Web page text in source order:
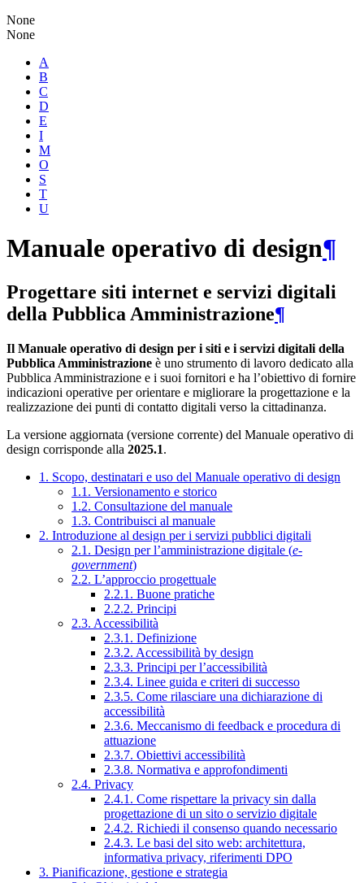
None
None
A
B
C
D
E
I
M
O
S
T
U
Manuale operativo di design¶
Progettare siti internet e servizi digitali
della Pubblica Amministrazione¶
Il Manuale operativo di design per i siti e i servizi digitali della
Pubblica Amministrazione è uno strumento di lavoro dedicato alla
Pubblica Amministrazione e i suoi fornitori e ha l’obiettivo di fornire
indicazioni operative per orientare e migliorare la progettazione e la
realizzazione dei punti di contatto digitali verso la cittadinanza.
La versione aggiornata (versione corrente) del Manuale operativo di
design corrisponde alla 2025.1.
1. Scopo, destinatari e uso del Manuale operativo di design
1.1. Versionamento e storico
1.2. Consultazione del manuale
1.3. Contribuisci al manuale
2. Introduzione al design per i servizi pubblici digitali
2.1. Design per l’amministrazione digitale (e-
government)
2.2. L’approccio progettuale
2.2.1. Buone pratiche
2.2.2. Principi
2.3. Accessibilità
2.3.1. Definizione
2.3.2. Accessibilità by design
2.3.3. Principi per l’accessibilità
2.3.4. Linee guida e criteri di successo
2.3.5. Come rilasciare una dichiarazione di
accessibilità
2.3.6. Meccanismo di feedback e procedura di
attuazione
2.3.7. Obiettivi accessibilità
2.3.8. Normativa e approfondimenti
2.4. Privacy
2.4.1. Come rispettare la privacy sin dalla
progettazione di un sito o servizio digitale
2.4.2. Richiedi il consenso quando necessario
2.4.3. Le basi del sito web: architettura,
informativa privacy, riferimenti DPO
3. Pianificazione, gestione e strategia